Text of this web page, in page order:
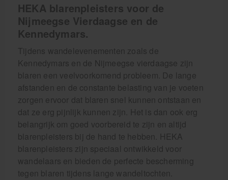
HEKA blarenpleisters voor de
Nijmeegse Vierdaagse en de
Kennedymars.
Tijdens wandelevenementen zoals de
Kennedymars en de Nijmeegse vierdaagse zijn
blaren een veelvoorkomend probleem. De lange
afstanden en de constante belasting van je voeten
zorgen ervoor dat blaren snel kunnen ontstaan en
dat ze erg pijnlijk kunnen zijn. Het is dan ook erg
belangrijk om goed voorbereid te zijn en altijd
blarenpleisters bij de hand te hebben. HEKA
blarenpleisters zijn speciaal ontwikkeld voor
wandelaars en bieden de perfecte bescherming
tegen blaren tijdens lange wandeltochten.